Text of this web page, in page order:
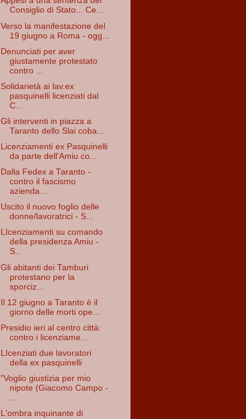
Consiglio di Stato... Ce...
Verso la manifestazione del
19 giugno a Roma - ogg...
Denunciati per aver
giustamente protestato
contro ...
Solidarietà ai lav.ex
pasquinelli licenziati dal
C...
Gli interventi in piazza a
Taranto dello Slai coba...
Licenziamenti ex Pasquinelli
da parte dell'Amiu co...
Dalla Fedex a Taranto -
contro il fascismo
azienda...
Uscito il nuovo foglio delle
donne/lavoratrici - S...
LIcenziamenti su comando
della presidenza Amiu -
S...
Gli abitanti dei Tamburi
protestano per la
sporciz...
Il 12 giugno a Taranto è il
giorno delle morti ope...
Presidio ieri al centro città:
contro i licenziame...
LIcenziati due lavoratori
della ex pasquinelli
"Voglio giustizia per mio
nipote (Giacomo Campo -
...
L'ombra inquinante di